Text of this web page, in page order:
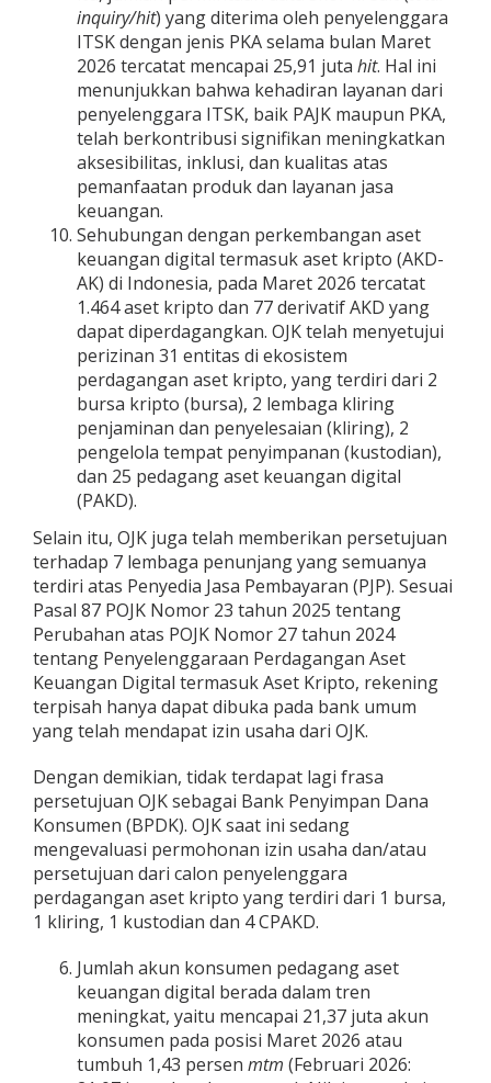
inquiry/hit) yang diterima oleh penyelenggara
ITSK dengan jenis PKA selama bulan Maret
2026 tercatat mencapai 25,91 juta hit. Hal ini
menunjukkan bahwa kehadiran layanan dari
penyelenggara ITSK, baik PAJK maupun PKA,
telah berkontribusi signifikan meningkatkan
aksesibilitas, inklusi, dan kualitas atas
pemanfaatan produk dan layanan jasa
keuangan.
Sehubungan dengan perkembangan aset
keuangan digital termasuk aset kripto (AKD-
AK) di Indonesia, pada Maret 2026 tercatat
1.464 aset kripto dan 77 derivatif AKD yang
dapat diperdagangkan. OJK telah menyetujui
perizinan 31 entitas di ekosistem
perdagangan aset kripto, yang terdiri dari 2
bursa kripto (bursa), 2 lembaga kliring
penjaminan dan penyelesaian (kliring), 2
pengelola tempat penyimpanan (kustodian),
dan 25 pedagang aset keuangan digital
(PAKD).
Selain itu, OJK juga telah memberikan persetujuan
terhadap 7 lembaga penunjang yang semuanya
terdiri atas Penyedia Jasa Pembayaran (PJP). Sesuai
Pasal 87 POJK Nomor 23 tahun 2025 tentang
Perubahan atas POJK Nomor 27 tahun 2024
tentang Penyelenggaraan Perdagangan Aset
Keuangan Digital termasuk Aset Kripto, rekening
terpisah hanya dapat dibuka pada bank umum
yang telah mendapat izin usaha dari OJK.
Dengan demikian, tidak terdapat lagi frasa
persetujuan OJK sebagai Bank Penyimpan Dana
Konsumen (BPDK). OJK saat ini sedang
mengevaluasi permohonan izin usaha dan/atau
persetujuan dari calon penyelenggara
perdagangan aset kripto yang terdiri dari 1 bursa,
1 kliring, 1 kustodian dan 4 CPAKD.
Jumlah akun konsumen pedagang aset
keuangan digital berada dalam tren
meningkat, yaitu mencapai 21,37 juta akun
konsumen pada posisi Maret 2026 atau
tumbuh 1,43 persen mtm (Februari 2026: